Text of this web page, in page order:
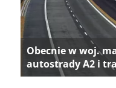
Obecnie w woj.
autostrady A2 i